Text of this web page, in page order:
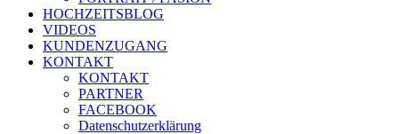
HOCHZEITSBLOG
VIDEOS
KUNDENZUGANG
KONTAKT
KONTAKT
PARTNER
FACEBOOK
Datenschutzerklärung